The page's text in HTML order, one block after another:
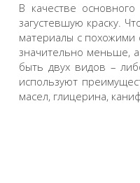
В качестве
загустевшую краску.
материалы с похожими
значительно меньше,
быть двух видов –
используют
масел, глицерина,